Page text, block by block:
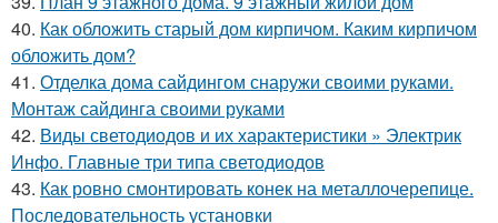
40. Как обложить старый дом кирпичом. Каким кирпичом
обложить дом?
41. Отделка дома сайдингом снаружи своими руками.
Монтаж сайдинга своими руками
42. Виды светодиодов и их характеристики » Электрик
Инфо. Главные три типа светодиодов
43. Как ровно смонтировать конек на металлочерепице.
Последовательность установки